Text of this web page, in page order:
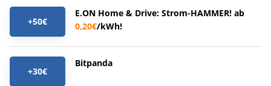
+50€
E.ON Home & Drive: Strom-HAMMER! ab
0,20€/kWh!
+30€
Bitpanda